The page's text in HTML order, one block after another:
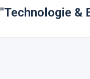
"Technologie &